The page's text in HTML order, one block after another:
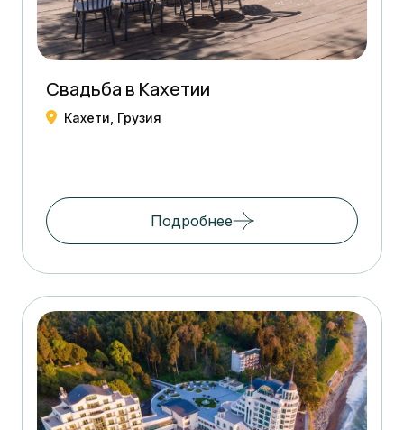
Свадьба в Кахетии
Кахети, Грузия
Подробнее